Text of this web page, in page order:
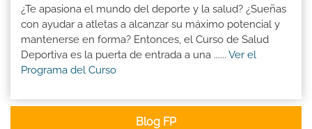
¿Te apasiona el mundo del deporte y la salud? ¿Sueñas
con ayudar a atletas a alcanzar su máximo potencial y
mantenerse en forma? Entonces, el Curso de Salud
Deportiva es la puerta de entrada a una ...... Ver el
Programa del Curso
Blog FP